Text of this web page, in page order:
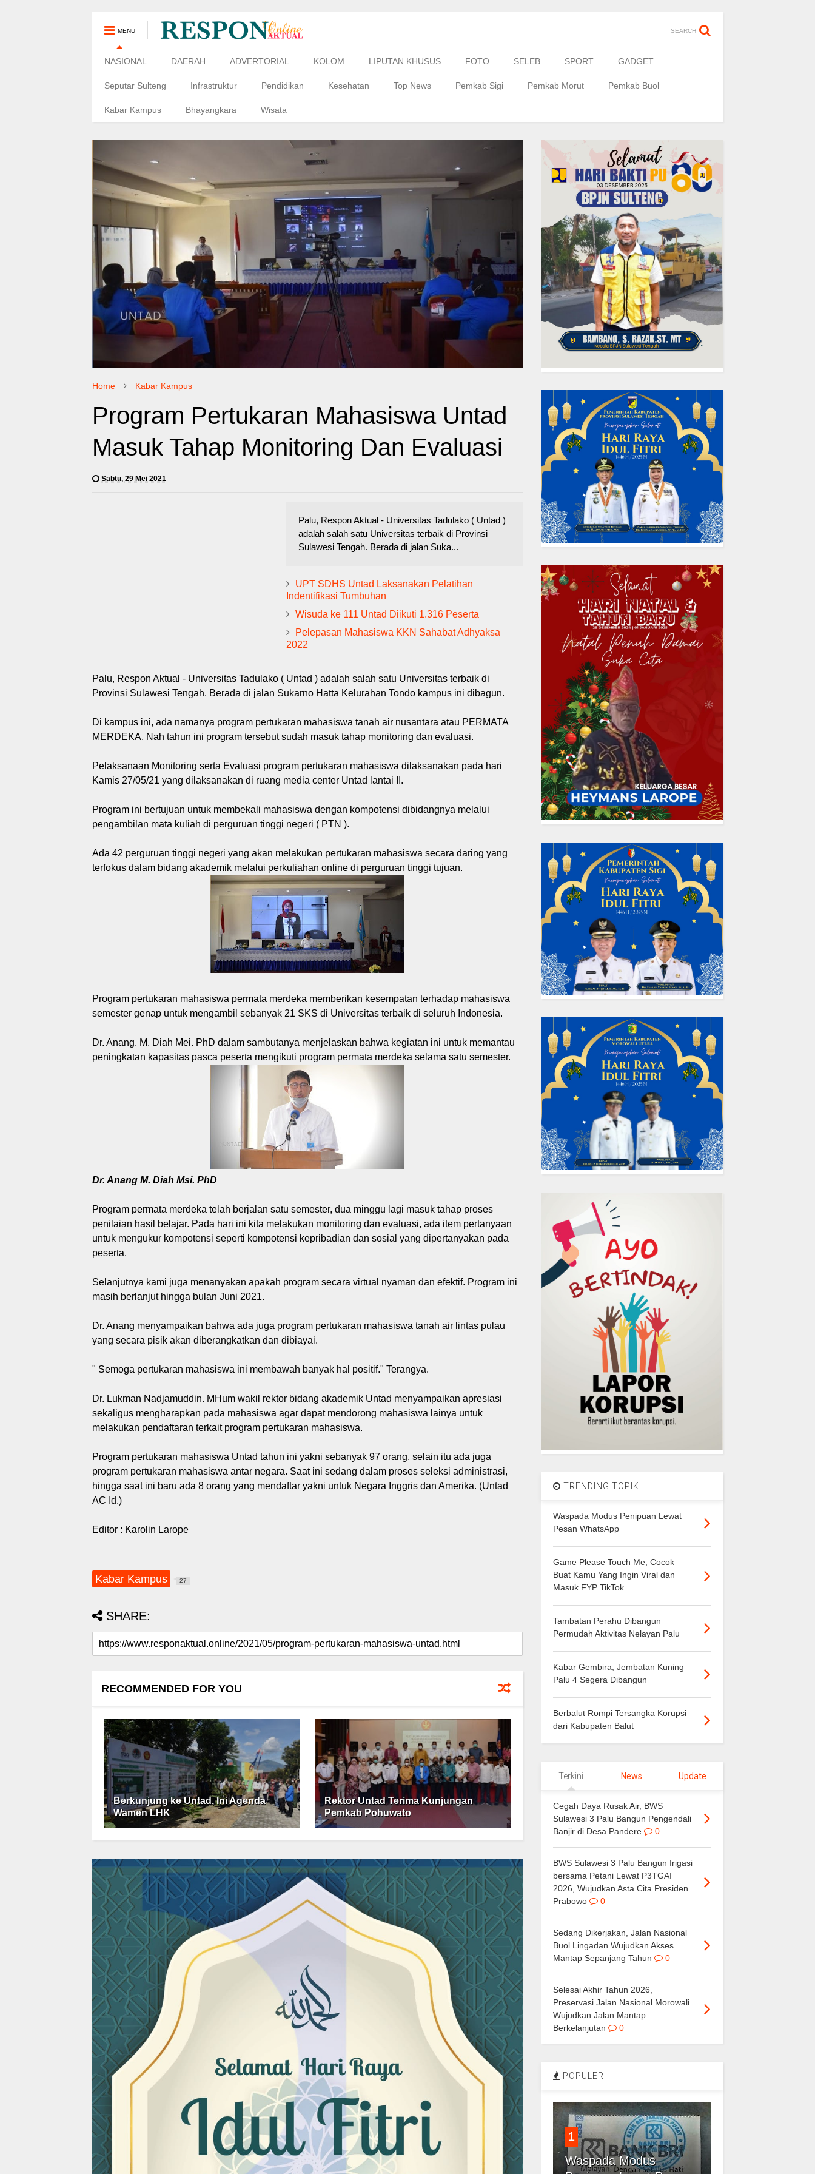
MENU SEARCH
NASIONAL DAERAH ADVERTORIAL KOLOM LIPUTAN KHUSUS FOTO SELEB SPORT GADGET
Seputar Sulteng Infrastruktur Pendidikan Kesehatan Top News Pemkab Sigi Pemkab Morut Pemkab Buol
Kabar Kampus Bhayangkara Wisata
Home Kabar Kampus
Program Pertukaran Mahasiswa Untad
Masuk Tahap Monitoring Dan Evaluasi
Sabtu, 29 Mei 2021
Palu, Respon Aktual - Universitas Tadulako ( Untad )
adalah salah satu Universitas terbaik di Provinsi
Sulawesi Tengah. Berada di jalan Suka...
UPT SDHS Untad Laksanakan Pelatihan
Indentifikasi Tumbuhan
Wisuda ke 111 Untad Diikuti 1.316 Peserta
Pelepasan Mahasiswa KKN Sahabat Adhyaksa
2022
Palu, Respon Aktual - Universitas Tadulako ( Untad ) adalah salah satu Universitas terbaik di
Provinsi Sulawesi Tengah. Berada di jalan Sukarno Hatta Kelurahan Tondo kampus ini dibagun.
Di kampus ini, ada namanya program pertukaran mahasiswa tanah air nusantara atau PERMATA
MERDEKA. Nah tahun ini program tersebut sudah masuk tahap monitoring dan evaluasi.
Pelaksanaan Monitoring serta Evaluasi program pertukaran mahasiswa dilaksanakan pada hari
Kamis 27/05/21 yang dilaksanakan di ruang media center Untad lantai II.
Program ini bertujuan untuk membekali mahasiswa dengan kompotensi dibidangnya melalui
pengambilan mata kuliah di perguruan tinggi negeri ( PTN ).
Ada 42 perguruan tinggi negeri yang akan melakukan pertukaran mahasiswa secara daring yang
terfokus dalam bidang akademik melalui perkuliahan online di perguruan tinggi tujuan.
Program pertukaran mahasiswa permata merdeka memberikan kesempatan terhadap mahasiswa
semester genap untuk mengambil sebanyak 21 SKS di Universitas terbaik di seluruh Indonesia.
Dr. Anang. M. Diah Mei. PhD dalam sambutanya menjelaskan bahwa kegiatan ini untuk memantau
peningkatan kapasitas pasca peserta mengikuti program permata merdeka selama satu semester.
Dr. Anang M. Diah Msi. PhD
Program permata merdeka telah berjalan satu semester, dua minggu lagi masuk tahap proses
penilaian hasil belajar. Pada hari ini kita melakukan monitoring dan evaluasi, ada item pertanyaan
untuk mengukur kompotensi seperti kompotensi kepribadian dan sosial yang dipertanyakan pada
peserta.
Selanjutnya kami juga menanyakan apakah program secara virtual nyaman dan efektif. Program ini
masih berlanjut hingga bulan Juni 2021.
Dr. Anang menyampaikan bahwa ada juga program pertukaran mahasiswa tanah air lintas pulau
yang secara pisik akan diberangkatkan dan dibiayai.
" Semoga pertukaran mahasiswa ini membawah banyak hal positif." Terangya.
Dr. Lukman Nadjamuddin. MHum wakil rektor bidang akademik Untad menyampaikan apresiasi
sekaligus mengharapkan pada mahasiswa agar dapat mendorong mahasiswa lainya untuk
melakukan pendaftaran terkait program pertukaran mahasiswa.
Program pertukaran mahasiswa Untad tahun ini yakni sebanyak 97 orang, selain itu ada juga
program pertukaran mahasiswa antar negara. Saat ini sedang dalam proses seleksi administrasi,
hingga saat ini baru ada 8 orang yang mendaftar yakni untuk Negara Inggris dan Amerika. (Untad
AC Id.)
Editor : Karolin Larope
Kabar Kampus 27
SHARE:
RECOMMENDED FOR YOU
Berkunjung ke Untad, Ini Agenda
Wamen LHK
Rektor Untad Terima Kunjungan
Pemkab Pohuwato
TRENDING TOPIK
Waspada Modus Penipuan Lewat
Pesan WhatsApp
Game Please Touch Me, Cocok
Buat Kamu Yang Ingin Viral dan
Masuk FYP TikTok
Tambatan Perahu Dibangun
Permudah Aktivitas Nelayan Palu
Kabar Gembira, Jembatan Kuning
Palu 4 Segera Dibangun
Berbalut Rompi Tersangka Korupsi
dari Kabupaten Balut
Terkini News Update
Cegah Daya Rusak Air, BWS
Sulawesi 3 Palu Bangun Pengendali
Banjir di Desa Pandere
0
BWS Sulawesi 3 Palu Bangun Irigasi
bersama Petani Lewat P3TGAI
2026, Wujudkan Asta Cita Presiden
Prabowo
0
Sedang Dikerjakan, Jalan Nasional
Buol Lingadan Wujudkan Akses
Mantap Sepanjang Tahun
0
Selesai Akhir Tahun 2026,
Preservasi Jalan Nasional Morowali
Wujudkan Jalan Mantap
Berkelanjutan
0
POPULER
1
Waspada Modus